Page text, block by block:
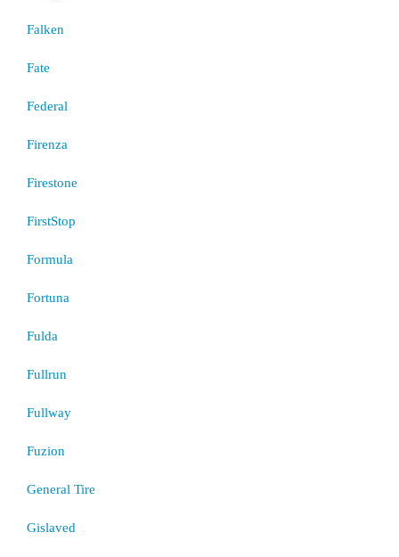
Falken
Fate
Federal
Firenza
Firestone
FirstStop
Formula
Fortuna
Fulda
Fullrun
Fullway
Fuzion
General Tire
Gislaved